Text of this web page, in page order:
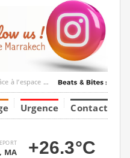
Tumbuktu.
Urgence Contact
MA +26.3°C